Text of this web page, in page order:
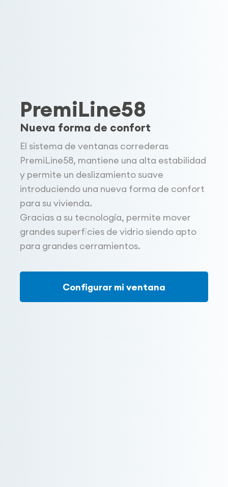
PremiLine58
Nueva forma de confort
El sistema de ventanas correderas
PremiLine58, mantiene una alta estabilidad
y permite un deslizamiento suave
introduciendo una nueva forma de confort
para su vivienda.
Gracias a su tecnología, permite mover
grandes superficies de vidrio siendo apto
para grandes cerramientos.
Configurar mi ventana